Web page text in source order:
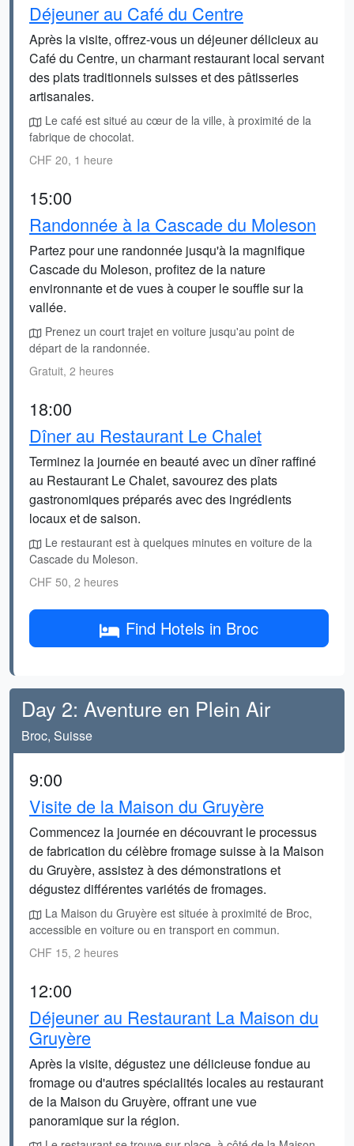
Déjeuner au Café du Centre
Après la visite, offrez-vous un déjeuner délicieux au
Café du Centre, un charmant restaurant local servant
des plats traditionnels suisses et des pâtisseries
artisanales.
Le café est situé au cœur de la ville, à proximité de la
fabrique de chocolat.
CHF 20, 1 heure
15:00
Randonnée à la Cascade du Moleson
Partez pour une randonnée jusqu'à la magnifique
Cascade du Moleson, profitez de la nature
environnante et de vues à couper le souffle sur la
vallée.
Prenez un court trajet en voiture jusqu'au point de
départ de la randonnée.
Gratuit, 2 heures
18:00
Dîner au Restaurant Le Chalet
Terminez la journée en beauté avec un dîner raffiné
au Restaurant Le Chalet, savourez des plats
gastronomiques préparés avec des ingrédients
locaux et de saison.
Le restaurant est à quelques minutes en voiture de la
Cascade du Moleson.
CHF 50, 2 heures
Find Hotels in Broc
Day 2: Aventure en Plein Air
Broc, Suisse
9:00
Visite de la Maison du Gruyère
Commencez la journée en découvrant le processus
de fabrication du célèbre fromage suisse à la Maison
du Gruyère, assistez à des démonstrations et
dégustez différentes variétés de fromages.
La Maison du Gruyère est située à proximité de Broc,
accessible en voiture ou en transport en commun.
CHF 15, 2 heures
12:00
Déjeuner au Restaurant La Maison du
Gruyère
Après la visite, dégustez une délicieuse fondue au
fromage ou d'autres spécialités locales au restaurant
de la Maison du Gruyère, offrant une vue
panoramique sur la région.